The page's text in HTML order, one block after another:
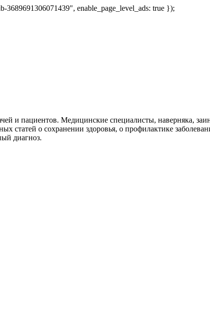
enable_page_level_ads: true });
и пациентов. Медицинские специалисты, наверняка,
статей о сохранении здоровья, о профилактике
диагноз.